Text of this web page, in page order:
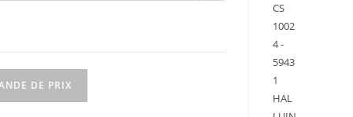
DE PRIX
CS
1002
4 -
5943
1
HAL